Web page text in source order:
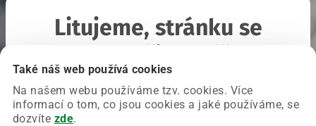
Také náš web používá cookies
Na našem webu používáme tzv. cookies. Více
informací o tom, co jsou cookies a jaké používáme, se
dozvíte zde.
Litujeme, stránku se
Chyba nastala na naší straně a už ji opravujeme.
Zkuste prosím znovu načíst požadovanou stránku.